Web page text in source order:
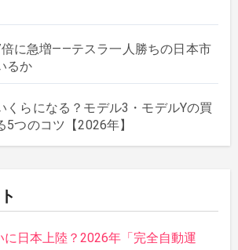
倍に急増——テスラ一人勝ちの日本市
るか
くらになる？モデル3・モデルYの買
つのコツ【2026年】
に日本上陸？2026年「完全自動運